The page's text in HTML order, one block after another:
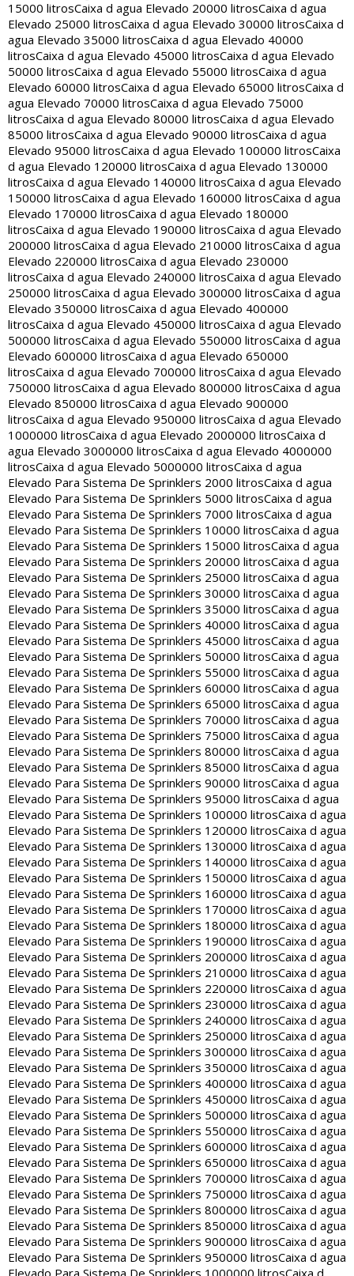
15000 litrosCaixa d agua Elevado 20000 litrosCaixa d agua
Elevado 25000 litrosCaixa d agua Elevado 30000 litrosCaixa d
agua Elevado 35000 litrosCaixa d agua Elevado 40000
litrosCaixa d agua Elevado 45000 litrosCaixa d agua Elevado
50000 litrosCaixa d agua Elevado 55000 litrosCaixa d agua
Elevado 60000 litrosCaixa d agua Elevado 65000 litrosCaixa d
agua Elevado 70000 litrosCaixa d agua Elevado 75000
litrosCaixa d agua Elevado 80000 litrosCaixa d agua Elevado
85000 litrosCaixa d agua Elevado 90000 litrosCaixa d agua
Elevado 95000 litrosCaixa d agua Elevado 100000 litrosCaixa
d agua Elevado 120000 litrosCaixa d agua Elevado 130000
litrosCaixa d agua Elevado 140000 litrosCaixa d agua Elevado
150000 litrosCaixa d agua Elevado 160000 litrosCaixa d agua
Elevado 170000 litrosCaixa d agua Elevado 180000
litrosCaixa d agua Elevado 190000 litrosCaixa d agua Elevado
200000 litrosCaixa d agua Elevado 210000 litrosCaixa d agua
Elevado 220000 litrosCaixa d agua Elevado 230000
litrosCaixa d agua Elevado 240000 litrosCaixa d agua Elevado
250000 litrosCaixa d agua Elevado 300000 litrosCaixa d agua
Elevado 350000 litrosCaixa d agua Elevado 400000
litrosCaixa d agua Elevado 450000 litrosCaixa d agua Elevado
500000 litrosCaixa d agua Elevado 550000 litrosCaixa d agua
Elevado 600000 litrosCaixa d agua Elevado 650000
litrosCaixa d agua Elevado 700000 litrosCaixa d agua Elevado
750000 litrosCaixa d agua Elevado 800000 litrosCaixa d agua
Elevado 850000 litrosCaixa d agua Elevado 900000
litrosCaixa d agua Elevado 950000 litrosCaixa d agua Elevado
1000000 litrosCaixa d agua Elevado 2000000 litrosCaixa d
agua Elevado 3000000 litrosCaixa d agua Elevado 4000000
litrosCaixa d agua Elevado 5000000 litrosCaixa d agua
Elevado Para Sistema De Sprinklers 2000 litrosCaixa d agua
Elevado Para Sistema De Sprinklers 5000 litrosCaixa d agua
Elevado Para Sistema De Sprinklers 7000 litrosCaixa d agua
Elevado Para Sistema De Sprinklers 10000 litrosCaixa d agua
Elevado Para Sistema De Sprinklers 15000 litrosCaixa d agua
Elevado Para Sistema De Sprinklers 20000 litrosCaixa d agua
Elevado Para Sistema De Sprinklers 25000 litrosCaixa d agua
Elevado Para Sistema De Sprinklers 30000 litrosCaixa d agua
Elevado Para Sistema De Sprinklers 35000 litrosCaixa d agua
Elevado Para Sistema De Sprinklers 40000 litrosCaixa d agua
Elevado Para Sistema De Sprinklers 45000 litrosCaixa d agua
Elevado Para Sistema De Sprinklers 50000 litrosCaixa d agua
Elevado Para Sistema De Sprinklers 55000 litrosCaixa d agua
Elevado Para Sistema De Sprinklers 60000 litrosCaixa d agua
Elevado Para Sistema De Sprinklers 65000 litrosCaixa d agua
Elevado Para Sistema De Sprinklers 70000 litrosCaixa d agua
Elevado Para Sistema De Sprinklers 75000 litrosCaixa d agua
Elevado Para Sistema De Sprinklers 80000 litrosCaixa d agua
Elevado Para Sistema De Sprinklers 85000 litrosCaixa d agua
Elevado Para Sistema De Sprinklers 90000 litrosCaixa d agua
Elevado Para Sistema De Sprinklers 95000 litrosCaixa d agua
Elevado Para Sistema De Sprinklers 100000 litrosCaixa d agua
Elevado Para Sistema De Sprinklers 120000 litrosCaixa d agua
Elevado Para Sistema De Sprinklers 130000 litrosCaixa d agua
Elevado Para Sistema De Sprinklers 140000 litrosCaixa d agua
Elevado Para Sistema De Sprinklers 150000 litrosCaixa d agua
Elevado Para Sistema De Sprinklers 160000 litrosCaixa d agua
Elevado Para Sistema De Sprinklers 170000 litrosCaixa d agua
Elevado Para Sistema De Sprinklers 180000 litrosCaixa d agua
Elevado Para Sistema De Sprinklers 190000 litrosCaixa d agua
Elevado Para Sistema De Sprinklers 200000 litrosCaixa d agua
Elevado Para Sistema De Sprinklers 210000 litrosCaixa d agua
Elevado Para Sistema De Sprinklers 220000 litrosCaixa d agua
Elevado Para Sistema De Sprinklers 230000 litrosCaixa d agua
Elevado Para Sistema De Sprinklers 240000 litrosCaixa d agua
Elevado Para Sistema De Sprinklers 250000 litrosCaixa d agua
Elevado Para Sistema De Sprinklers 300000 litrosCaixa d agua
Elevado Para Sistema De Sprinklers 350000 litrosCaixa d agua
Elevado Para Sistema De Sprinklers 400000 litrosCaixa d agua
Elevado Para Sistema De Sprinklers 450000 litrosCaixa d agua
Elevado Para Sistema De Sprinklers 500000 litrosCaixa d agua
Elevado Para Sistema De Sprinklers 550000 litrosCaixa d agua
Elevado Para Sistema De Sprinklers 600000 litrosCaixa d agua
Elevado Para Sistema De Sprinklers 650000 litrosCaixa d agua
Elevado Para Sistema De Sprinklers 700000 litrosCaixa d agua
Elevado Para Sistema De Sprinklers 750000 litrosCaixa d agua
Elevado Para Sistema De Sprinklers 800000 litrosCaixa d agua
Elevado Para Sistema De Sprinklers 850000 litrosCaixa d agua
Elevado Para Sistema De Sprinklers 900000 litrosCaixa d agua
Elevado Para Sistema De Sprinklers 950000 litrosCaixa d agua